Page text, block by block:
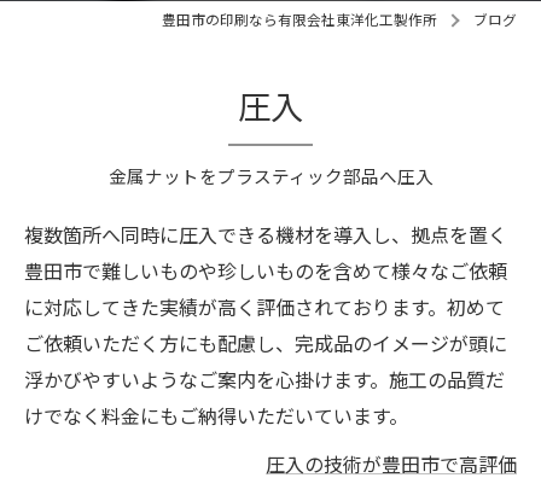
豊田市の印刷なら有限会社東洋化工製作所 ブログ
圧入
金属ナットをプラスティック部品へ圧入
複数箇所へ同時に圧入できる機材を導入し、拠点を置く
豊田市で難しいものや珍しいものを含めて様々なご依頼
に対応してきた実績が高く評価されております。初めて
ご依頼いただく方にも配慮し、完成品のイメージが頭に
浮かびやすいようなご案内を心掛けます。施工の品質だ
けでなく料金にもご納得いただいています。
圧入の技術が豊田市で高評価